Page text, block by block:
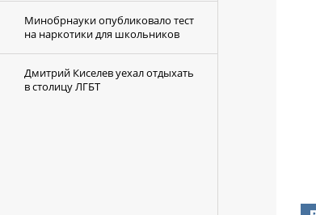
Минобрнауки опубликовало тест
на наркотики для школьников
Дмитрий Киселев уехал отдыхать
в столицу ЛГБТ